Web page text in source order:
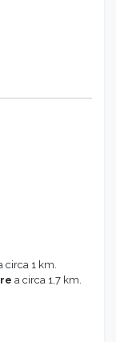
circa 1 km.
a circa 1,7 km.